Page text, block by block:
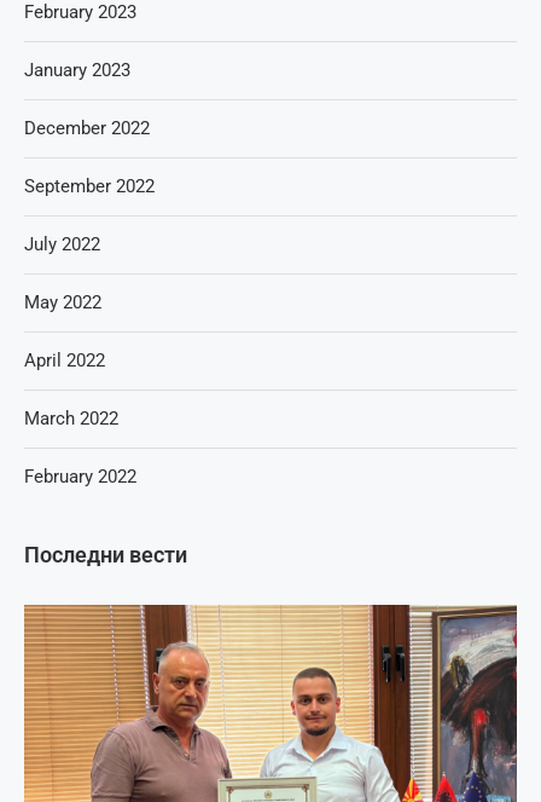
Последни вести
February 2023
January 2023
December 2022
September 2022
July 2022
May 2022
April 2022
March 2022
February 2022